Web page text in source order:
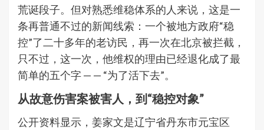
荒诞段子。但对熟悉维稳体系的人来说，这是一
条再普通不过的新闻线索：一个被地方政府“稳
控”了二十多年的老访民，再一次在北京被拦截，
只不过，这一次，他维权的理由已经退化成了最
简单的五个字 — — “为了活下去”。
从故意伤害案被害人，到“稳控对象”
公开资料显示，姜家文是辽宁省丹东市元宝区